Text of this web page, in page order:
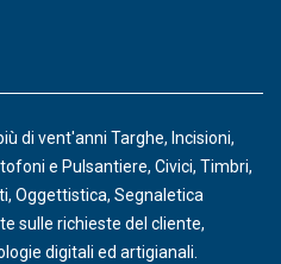
di vent'anni Targhe, Incisioni,
e Pulsantiere, Civici, Timbri,
Oggettistica, Segnaletica
sulle richieste del cliente,
digitali ed artigianali.